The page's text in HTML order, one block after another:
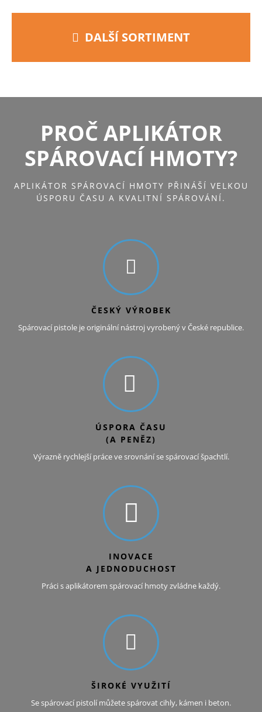
DALŠÍ SORTIMENT
PROČ APLIKÁTOR
SPÁROVACÍ HMOTY?
APLIKÁTOR SPÁROVACÍ HMOTY PŘINÁŠÍ VELKOU
ÚSPORU ČASU A KVALITNÍ SPÁROVÁNÍ.
ČESKÝ VÝROBEK
Spárovací pistole je originální nástroj vyrobený v České republice.
ÚSPORA ČASU
(A PENĚZ)
Výrazně rychlejší práce ve srovnání se spárovací špachtlí.
INOVACE
A JEDNODUCHOST
Práci s aplikátorem spárovací hmoty zvládne každý.
ŠIROKÉ VYUŽITÍ
Se spárovací pistolí můžete spárovat cihly, kámen i beton.